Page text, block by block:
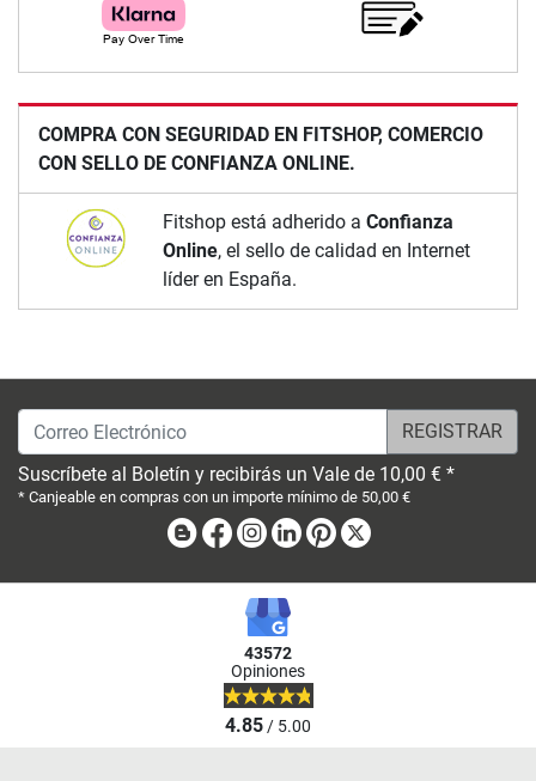
COMPRA CON SEGURIDAD EN FITSHOP, COMERCIO
CON SELLO DE CONFIANZA ONLINE.
Fitshop está adherido a Confianza
Online, el sello de calidad en Internet
líder en España.
Correo Electrónico
Suscríbete al Boletín y recibirás un Vale de 10,00 € *
* Canjeable en compras con un importe mínimo de 50,00 €
BlogFacebook
Instagram
LinkedinPinterest
43572
Opiniones
4.85/ 5.00